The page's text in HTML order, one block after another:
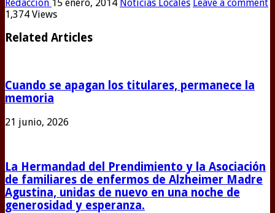
Redaccion 15 enero, 2014 Noticias Locales Leave a comment
1,374 Views
Related Articles
Cuando se apagan los titulares, permanece la
memoria
21 junio, 2026
La Hermandad del Prendimiento y la Asociación
de familiares de enfermos de Alzheimer Madre
Agustina, unidas de nuevo en una noche de
generosidad y esperanza.